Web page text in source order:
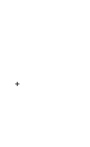
+